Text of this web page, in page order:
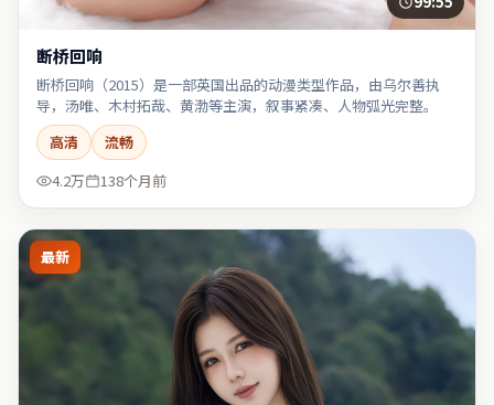
断桥回响
断桥回响（2015）是一部英国出品的动漫类型作品，由乌尔善执
导，汤唯、木村拓哉、黄渤等主演，叙事紧凑、人物弧光完整。
高清
流畅
4.2万
138个月前
最新